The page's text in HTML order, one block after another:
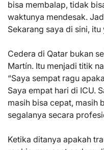
bisa membalap, tidak
waktunya mendesak.
Sekarang saya di sini,
Cedera di Qatar bukan
Martín. Itu menjadi titik
“Saya sempat ragu
Saya empat hari di ICU.
masih bisa cepat, masih
segalanya secara
Ketika ditanya apakah